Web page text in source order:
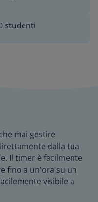
studenti
mai gestire
dalla tua
Il timer è facilmente
fino a un'ora su un
visibile a